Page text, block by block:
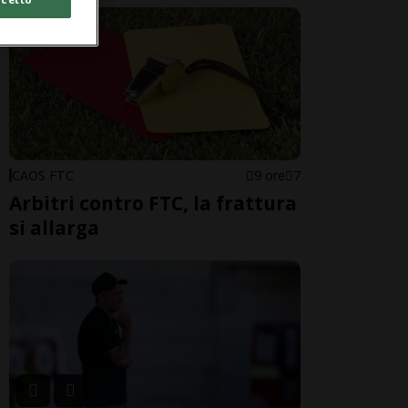
CAOS FTC 9 ore 7
Arbitri contro FTC, la frattura
si allarga